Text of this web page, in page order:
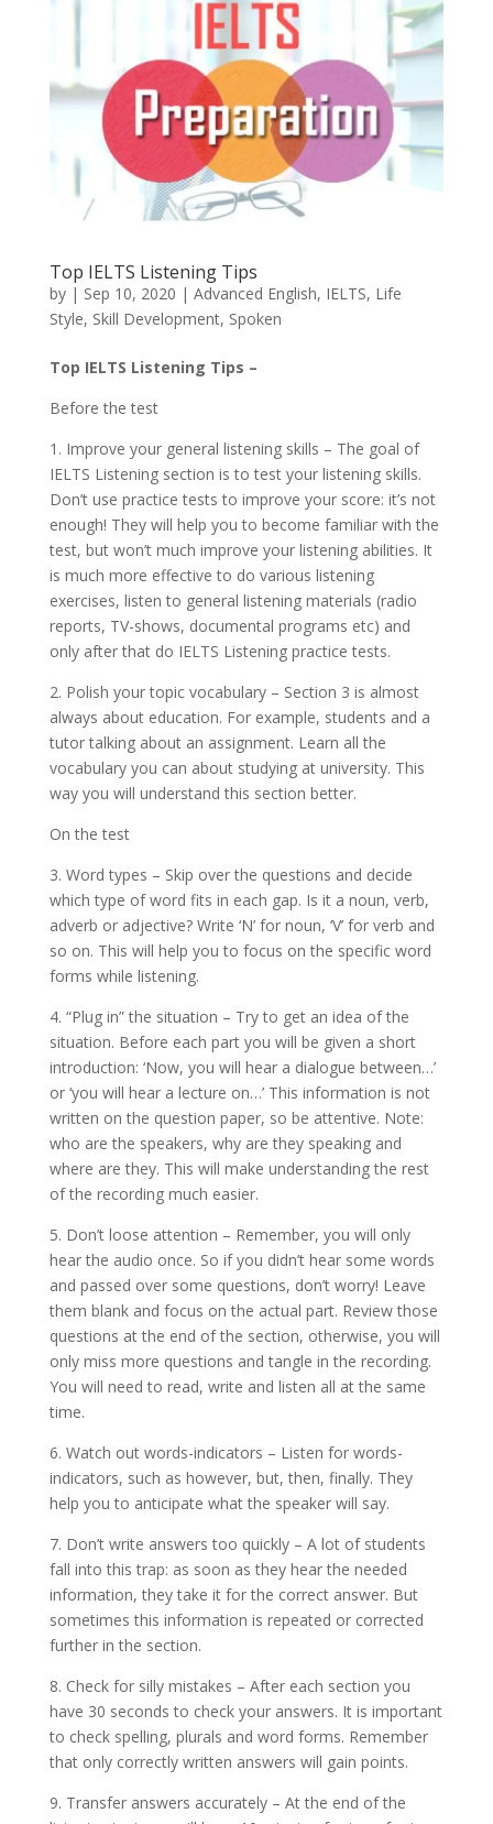
Top IELTS Listening Tips
by | Sep 10, 2020 | Advanced English, IELTS, Life
Style, Skill Development, Spoken
Top IELTS Listening Tips –
Before the test
1. Improve your general listening skills – The goal of
IELTS Listening section is to test your listening skills.
Don’t use practice tests to improve your score: it’s not
enough! They will help you to become familiar with the
test, but won’t much improve your listening abilities. It
is much more effective to do various listening
exercises, listen to general listening materials (radio
reports, TV-shows, documental programs etc) and
only after that do IELTS Listening practice tests.
2. Polish your topic vocabulary – Section 3 is almost
always about education. For example, students and a
tutor talking about an assignment. Learn all the
vocabulary you can about studying at university. This
way you will understand this section better.
On the test
3. Word types – Skip over the questions and decide
which type of word fits in each gap. Is it a noun, verb,
adverb or adjective? Write ‘N’ for noun, ‘V’ for verb and
so on. This will help you to focus on the specific word
forms while listening.
4. “Plug in” the situation – Try to get an idea of the
situation. Before each part you will be given a short
introduction: ‘Now, you will hear a dialogue between…’
or ‘you will hear a lecture on…’ This information is not
written on the question paper, so be attentive. Note:
who are the speakers, why are they speaking and
where are they. This will make understanding the rest
of the recording much easier.
5. Don’t loose attention – Remember, you will only
hear the audio once. So if you didn’t hear some words
and passed over some questions, don’t worry! Leave
them blank and focus on the actual part. Review those
questions at the end of the section, otherwise, you will
only miss more questions and tangle in the recording.
You will need to read, write and listen all at the same
time.
6. Watch out words-indicators – Listen for words-
indicators, such as however, but, then, finally. They
help you to anticipate what the speaker will say.
7. Don’t write answers too quickly – A lot of students
fall into this trap: as soon as they hear the needed
information, they take it for the correct answer. But
sometimes this information is repeated or corrected
further in the section.
8. Check for silly mistakes – After each section you
have 30 seconds to check your answers. It is important
to check spelling, plurals and word forms. Remember
that only correctly written answers will gain points.
9. Transfer answers accurately – At the end of the